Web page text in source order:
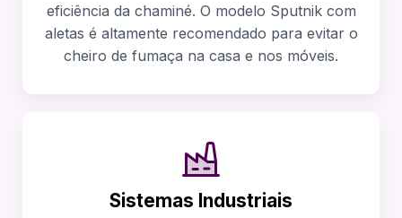
eficiência da chaminé. O modelo Sputnik com
aletas é altamente recomendado para evitar o
cheiro de fumaça na casa e nos móveis.
Sistemas Industriais